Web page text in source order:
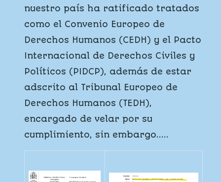
nuestro país ha ratificado tratados
como el Convenio Europeo de
Derechos Humanos (CEDH) y el Pacto
Internacional de Derechos Civiles y
Políticos (PIDCP), además de estar
adscrito al Tribunal Europeo de
Derechos Humanos (TEDH),
encargado de velar por su
cumplimiento, sin embargo.....